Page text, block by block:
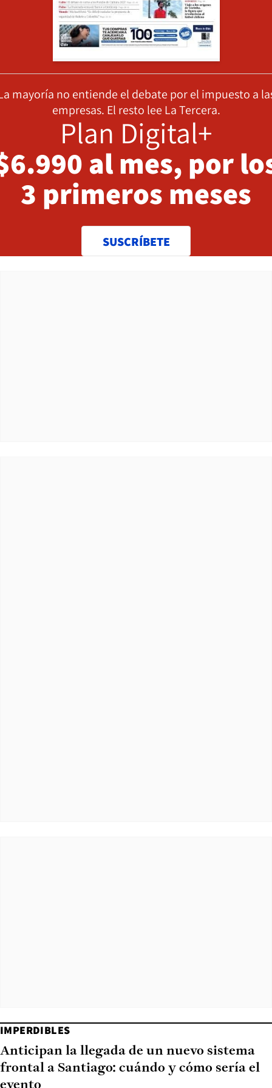
mayoría no entiende el debate por el impuesto a
empresas. El resto lee La Tercera.
Plan Digital+
al mes, por
3 primeros meses
SUSCRÍBETE
IMPERDIBLES
Anticipan la llegada de un nuevo sistema
frontal a Santiago: cuándo y cómo sería el